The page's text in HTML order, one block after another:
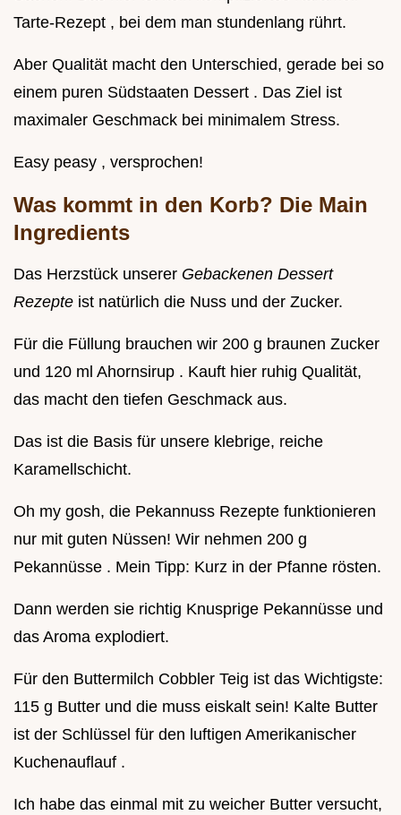
Tarte-Rezept , bei dem man stundenlang rührt.
Aber Qualität macht den Unterschied, gerade bei so
einem puren Südstaaten Dessert . Das Ziel ist
maximaler Geschmack bei minimalem Stress.
Easy peasy , versprochen!
Was kommt in den Korb? Die Main
Ingredients
Das Herzstück unserer Gebackenen Dessert
Rezepte ist natürlich die Nuss und der Zucker.
Für die Füllung brauchen wir 200 g braunen Zucker
und 120 ml Ahornsirup . Kauft hier ruhig Qualität,
das macht den tiefen Geschmack aus.
Das ist die Basis für unsere klebrige, reiche
Karamellschicht.
Oh my gosh, die Pekannuss Rezepte funktionieren
nur mit guten Nüssen! Wir nehmen 200 g
Pekannüsse . Mein Tipp: Kurz in der Pfanne rösten.
Dann werden sie richtig Knusprige Pekannüsse und
das Aroma explodiert.
Für den Buttermilch Cobbler Teig ist das Wichtigste:
115 g Butter und die muss eiskalt sein! Kalte Butter
ist der Schlüssel für den luftigen Amerikanischer
Kuchenauflauf .
Ich habe das einmal mit zu weicher Butter versucht,